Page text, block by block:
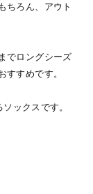
ちろん、アウト
でロングシーズ
すめです。
ックスです。